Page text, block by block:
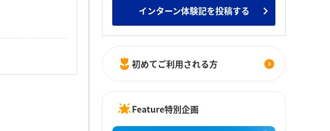
インターン体験記を投稿する
初めてご利用される方
Feature特別企画